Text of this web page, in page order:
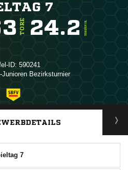
7
TORE 24.2 TORE/SPIEL
ID: 590241
Bezirksturnier
ANZEIGE
7